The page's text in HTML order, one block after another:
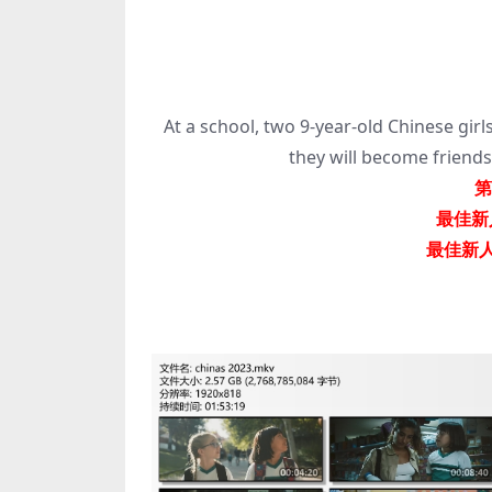
At a school, two 9-year-old Chinese
they will become
最佳
最佳新